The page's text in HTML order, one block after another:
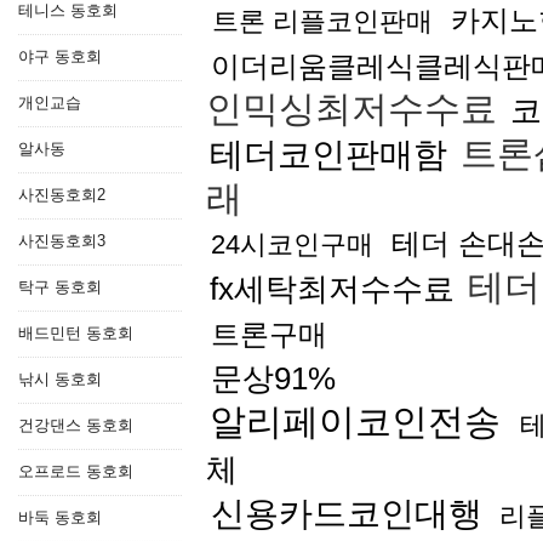
테니스 동호회
야구 동호회
개인교습
알사동
사진동호회2
사진동호회3
탁구 동호회
배드민턴 동호회
낚시 동호회
건강댄스 동호회
오프로드 동호회
바둑 동호회
트론 리플코인판매
카지
이더리움클레식클레식판
인믹싱최저수수료
테더코인판매함 트
래
24시코인구매 테더 손대
fx세탁최저수수료 테
트론구매
문상91%
알리페이코인전송
체
신용카드코인대행 리